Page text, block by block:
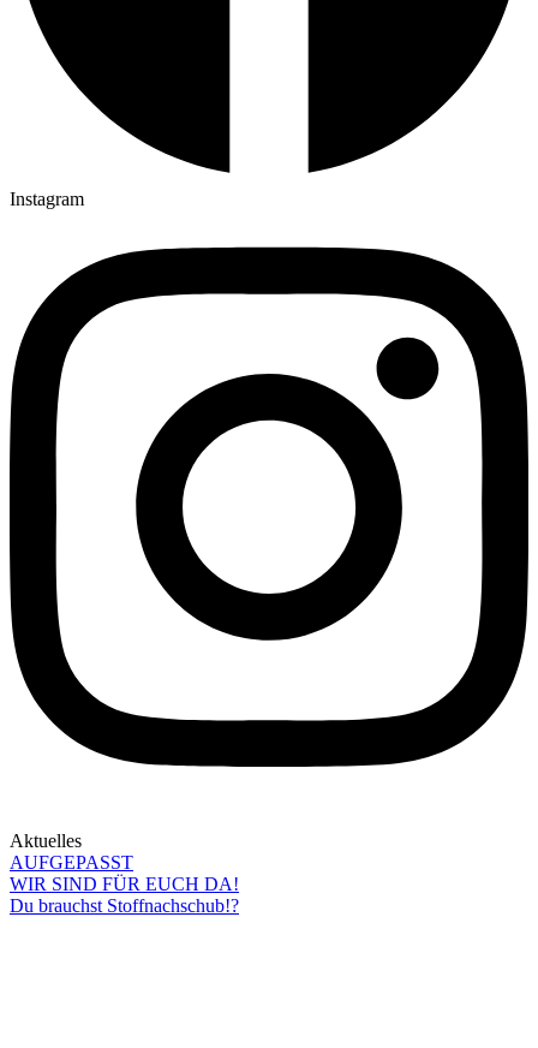
Instagram
Aktuelles
AUFGEPASST
WIR SIND FÜR EUCH DA!
Du brauchst Stoffnachschub!?